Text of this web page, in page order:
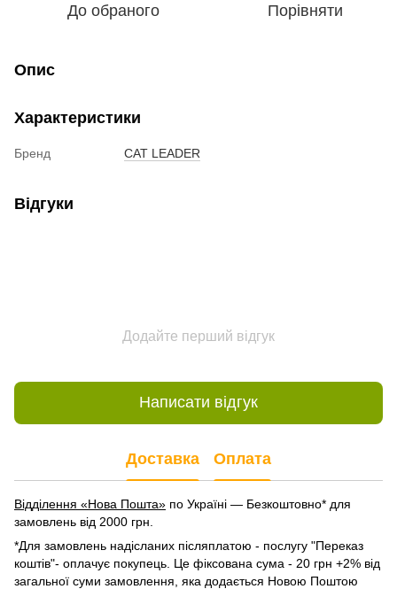
До обраного Порівняти
Опис
Характеристики
Бренд CAT LEADER
Відгуки
Додайте перший відгук
Написати відгук
Доставка Оплата
Відділення «Нова Пошта» по Україні — Безкоштовно* для
замовлень від 2000 грн.
*Для замовлень надісланих післяплатою - послугу "Переказ
коштів"- оплачує покупець. Це фіксована сума - 20 грн +2% від
загальної суми замовлення, яка додається Новою Поштою